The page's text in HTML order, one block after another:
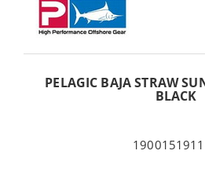
PELAGIC BAJA STRAW
BLACK